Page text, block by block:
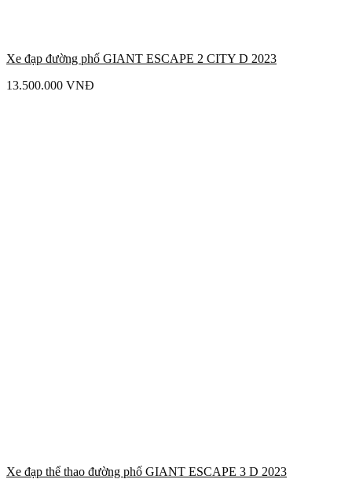
Xe đạp đường phố GIANT ESCAPE 2 CITY D 2023
13.500.000 VNĐ
Xe đạp thể thao đường phố GIANT ESCAPE 3 D 2023